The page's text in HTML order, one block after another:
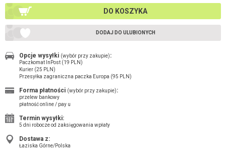
DO KOSZYKA
DODAJ DO ULUBIONYCH
Opcje wysyłki (wybór przy zakupie):
Paczkomat InPost (19 PLN)
Kurier (25 PLN)
Przesyłka zagraniczna paczka Europa (95 PLN)
Forma płatności (wybór przy zakupie):
przelew bankowy
płatność online / pay u
Termin wysyłki:
5 dni robocze od zaksięgowania wpłaty
Dostawa z:
Łaziska Górne/Polska